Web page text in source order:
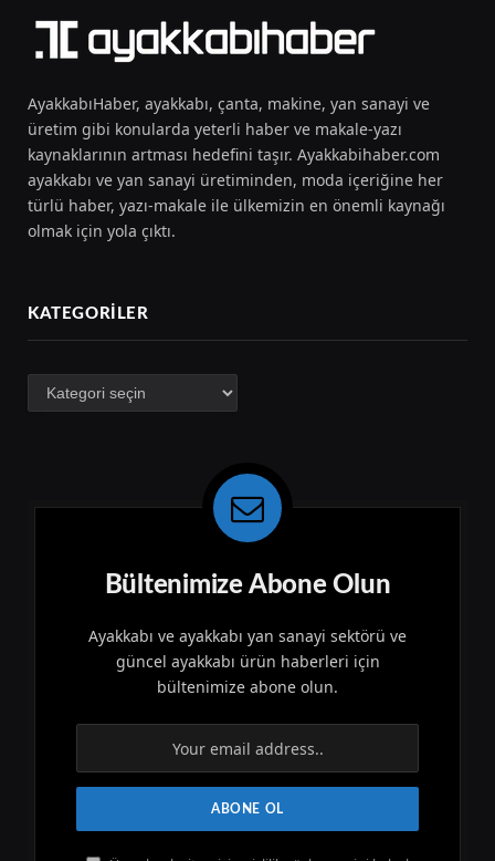
AyakkabıHaber, ayakkabı, çanta, makine, yan sanayi ve
üretim gibi konularda yeterli haber ve makale-yazı
kaynaklarının artması hedefini taşır. Ayakkabihaber.com
ayakkabı ve yan sanayi üretiminden, moda içeriğine her
türlü haber, yazı-makale ile ülkemizin en önemli kaynağı
olmak için yola çıktı.
KATEGORILER
Kategoriler
Bültenimize Abone Olun
Ayakkabı ve ayakkabı yan sanayi sektörü ve
güncel ayakkabı ürün haberleri için
bültenimize abone olun.